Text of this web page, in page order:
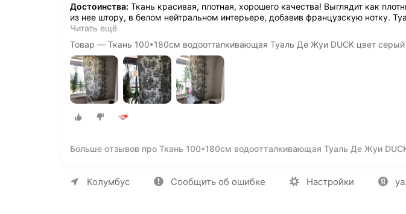
Достоинства: Ткань красивая, плотная, хорошего качества! Выглядит как
из нее штору, в белом нейтральном интерьере, добавив французскую нотку.
Читать ещё
Товар — Ткань 100*180см водоотталкивающая Туаль Де Жуи DUCK цвет серый
Больше отзывов про Ткань 100*180см водоотталкивающая Туаль Де Жуи
Колумбус Сообщить об ошибке Настройки